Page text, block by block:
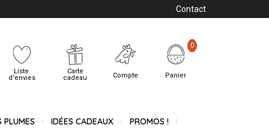
Contact
Liste
d'envies
Carte
cadeau
Compte Panier
0
PLUMES IDÉES CADEAUX PROMOS !